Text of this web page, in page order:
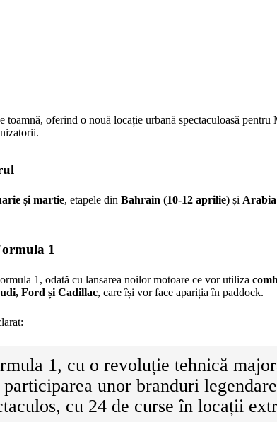
oferind o nouă locație urbană spectaculoasă
și martie, etapele din Bahrain (10-12 aprilie) și
1
1, odată cu lansarea noilor motoare ce vor utiliza
Ford și Cadillac, care își vor face apariția în paddock.
1, cu o revoluție tehnică
unor branduri
cu 24 de curse în locații